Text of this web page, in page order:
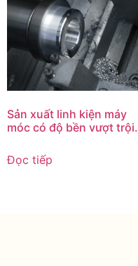
Sản xuất linh kiện máy
móc có độ bền vượt trội.
Đọc tiếp